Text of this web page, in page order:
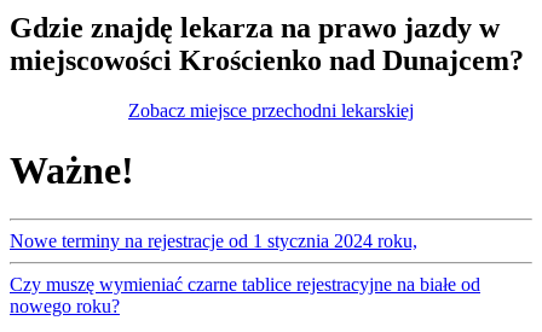
Gdzie znajdę lekarza na prawo jazdy w
miejscowości Krościenko nad Dunajcem?
Zobacz miejsce przechodni lekarskiej
Ważne!
Nowe terminy na rejestracje od 1 stycznia 2024 roku,
Czy muszę wymieniać czarne tablice rejestracyjne na białe od
nowego roku?